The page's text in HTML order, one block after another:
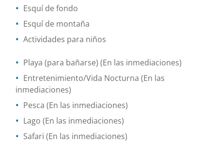
Esquí de fondo
Esquí de montaña
Actividades para niños
Playa (para bañarse) (En las inmediaciones)
Entretenimiento/Vida Nocturna (En las
inmediaciones)
Pesca (En las inmediaciones)
Lago (En las inmediaciones)
Safari (En las inmediaciones)